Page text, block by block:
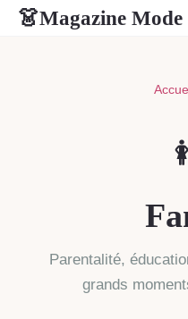
👗Magazine Mode
Parentalité,
grands